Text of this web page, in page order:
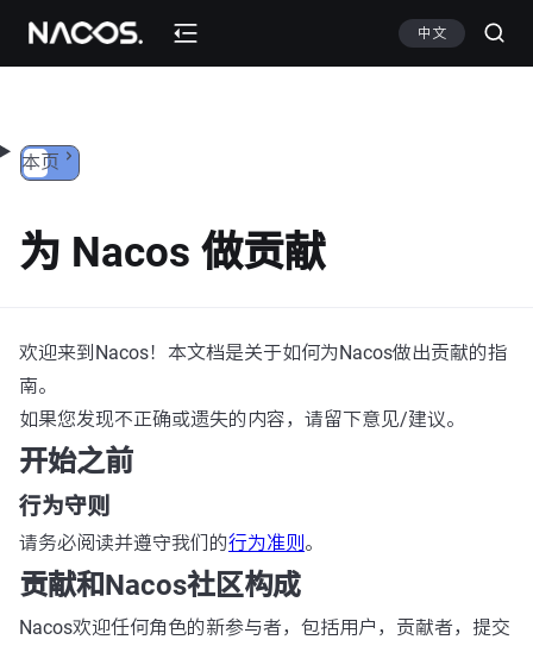
跳转到内容 中文
本页
为 Nacos 做贡献
欢迎来到Nacos！本文档是关于如何为Nacos做出贡献的指
南。
如果您发现不正确或遗失的内容，请留下意见/建议。
开始之前
行为守则
请务必阅读并遵守我们的行为准则 。
贡献和Nacos社区构成
Nacos欢迎任何角色的新参与者，包括用户，贡献者，提交